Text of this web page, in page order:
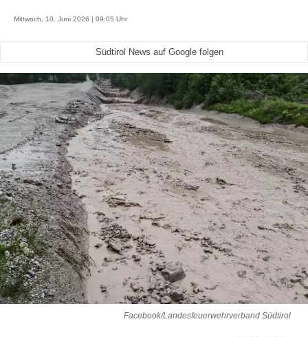
Mittwoch, 10. Juni 2026 | 09:05 Uhr
Südtirol News auf Google folgen
Facebook/Landesfeuerwehrverband Südtirol